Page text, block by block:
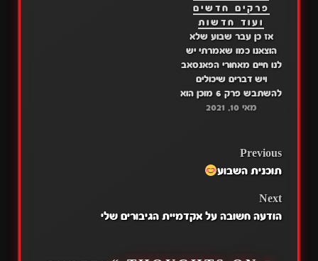
פרקים חדשים
ועוד חדשות
אז כן עבר שבוע שלא
הוצאנו כמו שאמרתי יש
לנו חיים מאחורי הפאנסאב
ויש דברים שיכולים
להשתבש פרק 6 מוכן הוא
כבר באתר פרק 7 מחר
המבחנים שלנו וכל זה יש
עלינו עומס אבל אנחנו
נעשה את ההכי טוב
מאי 10, 2021
POST
Previous
תוכנית השבוע
Next
הודעה חשובה על אקדמיית הגיבורים שלי